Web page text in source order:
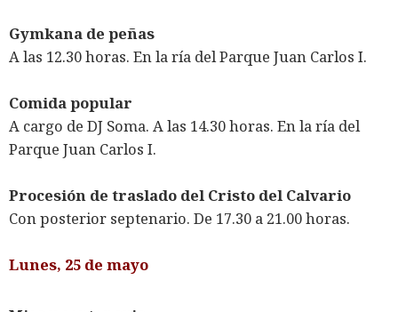
Gymkana de peñas
A las 12.30 horas. En la ría del Parque Juan Carlos I.
Comida popular
A cargo de DJ Soma. A las 14.30 horas. En la ría del
Parque Juan Carlos I.
Procesión de traslado del Cristo del Calvario
Con posterior septenario. De 17.30 a 21.00 horas.
Lunes, 25 de mayo